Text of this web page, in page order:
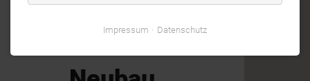
Impressum Datenschutz